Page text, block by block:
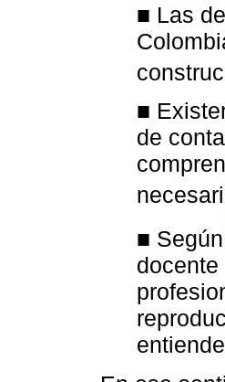
■ Las
■
de
■ Según